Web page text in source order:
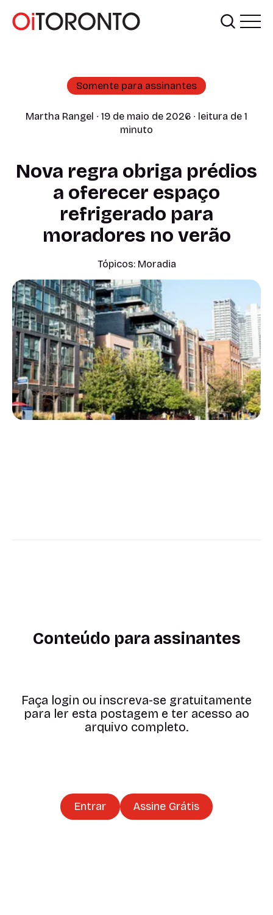
Somente para assinantes
Martha Rangel ∙ 19 de maio de 2026 ∙ leitura de 1
minuto
Nova regra obriga prédios
a oferecer espaço
refrigerado para
moradores no verão
Tópicos: Moradia
Conteúdo para assinantes
Faça login ou inscreva-se gratuitamente
para ler esta postagem e ter acesso ao
arquivo completo.
Entrar Assine Grátis